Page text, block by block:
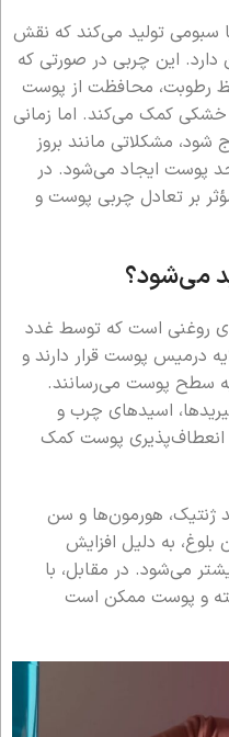
سبومی تولید می‌کند که نقش
این چربی در صورتی که
رطوبت، محافظت از پوست
خشکی کمک می‌کند. اما زمانی
مشکلاتی مانند بروز
پوست ایجاد می‌شود. در
بر تعادل چربی پوست و
می‌شود؟
روغنی است که توسط غدد
درمیس پوست قرار دارند و
سطح پوست می‌رسانند.
اسیدهای چرب و
پوست کمک
ژنتیک، هورمون‌ها و سن
بلوغ، به دلیل افزایش
می‌شود. در مقابل، با
و پوست ممکن است